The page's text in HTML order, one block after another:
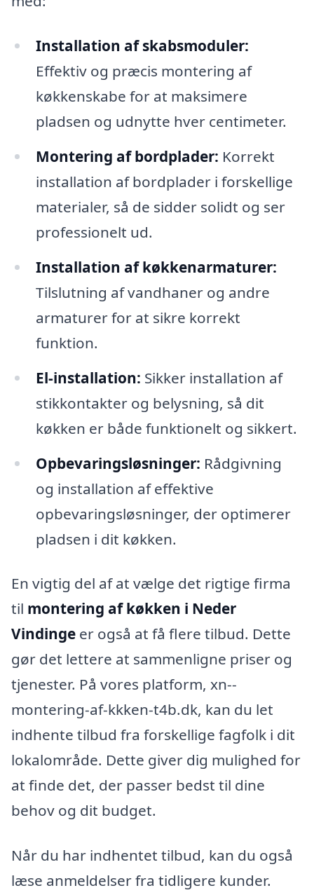
Installation af skabsmoduler:
Effektiv og præcis montering af
køkkenskabe for at maksimere
pladsen og udnytte hver centimeter.
Montering af bordplader: Korrekt
installation af bordplader i forskellige
materialer, så de sidder solidt og ser
professionelt ud.
Installation af køkkenarmaturer:
Tilslutning af vandhaner og andre
armaturer for at sikre korrekt
funktion.
El-installation: Sikker installation af
stikkontakter og belysning, så dit
køkken er både funktionelt og sikkert.
Opbevaringsløsninger: Rådgivning
og installation af effektive
opbevaringsløsninger, der optimerer
pladsen i dit køkken.
En vigtig del af at vælge det rigtige firma
til montering af køkken i Neder
Vindinge er også at få flere tilbud. Dette
gør det lettere at sammenligne priser og
tjenester. På vores platform, xn--
montering-af-kkken-t4b.dk, kan du let
indhente tilbud fra forskellige fagfolk i dit
lokalområde. Dette giver dig mulighed for
at finde det, der passer bedst til dine
behov og dit budget.
Når du har indhentet tilbud, kan du også
læse anmeldelser fra tidligere kunder.